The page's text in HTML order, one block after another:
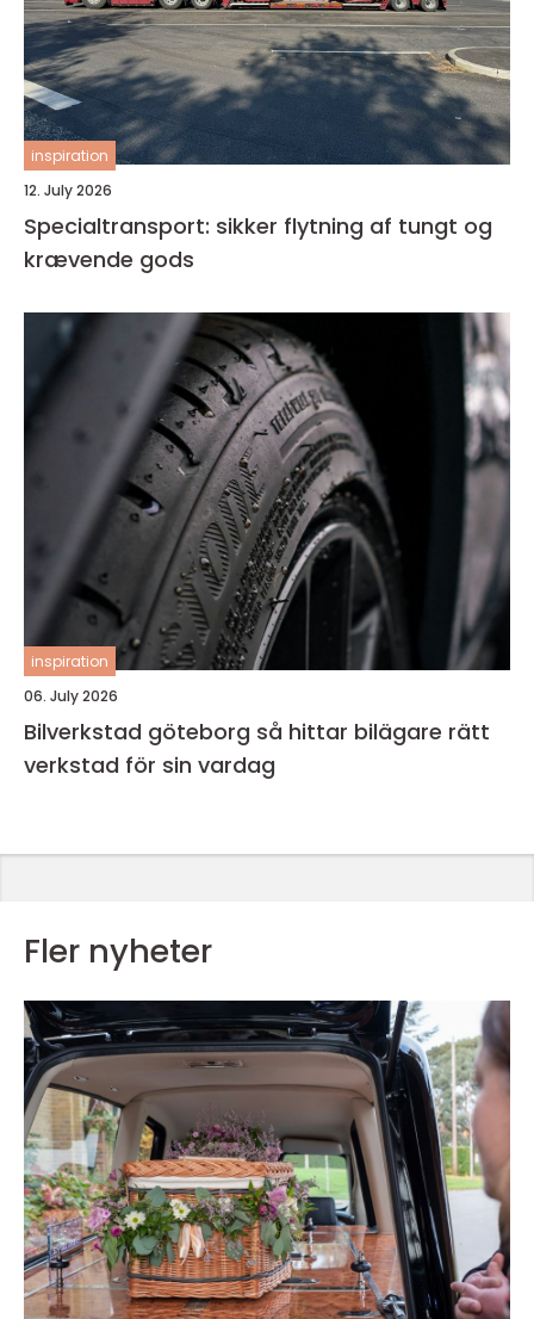
inspiration
12. July 2026
Specialtransport: sikker flytning af tungt og
krævende gods
inspiration
06. July 2026
Bilverkstad göteborg så hittar bilägare rätt
verkstad för sin vardag
Fler nyheter